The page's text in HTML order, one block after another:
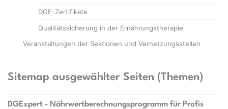
DGE-Zertifikate
Qualitätssicherung in der Ernährungstherapie
Veranstaltungen der Sektionen und Vernetzungsstellen
Sitemap ausgewählter Seiten (Themen)
DGExpert - Nährwertberechnungsprogramm für Profis